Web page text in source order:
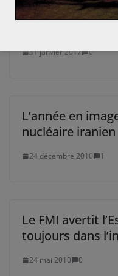
Guerre du
31 janvier 2017 0
L’année en
nucléaire iranien
24 décembre 2010 1
Le FMI avertit
toujours dans
24 mai 2010 0